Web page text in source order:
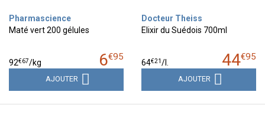
Pharmascience
Maté vert 200 gélules
6€95
92€67/kg
AJOUTER
Docteur Theiss
Elixir du Suédois 700ml
44€95
64€21/l.
AJOUTER